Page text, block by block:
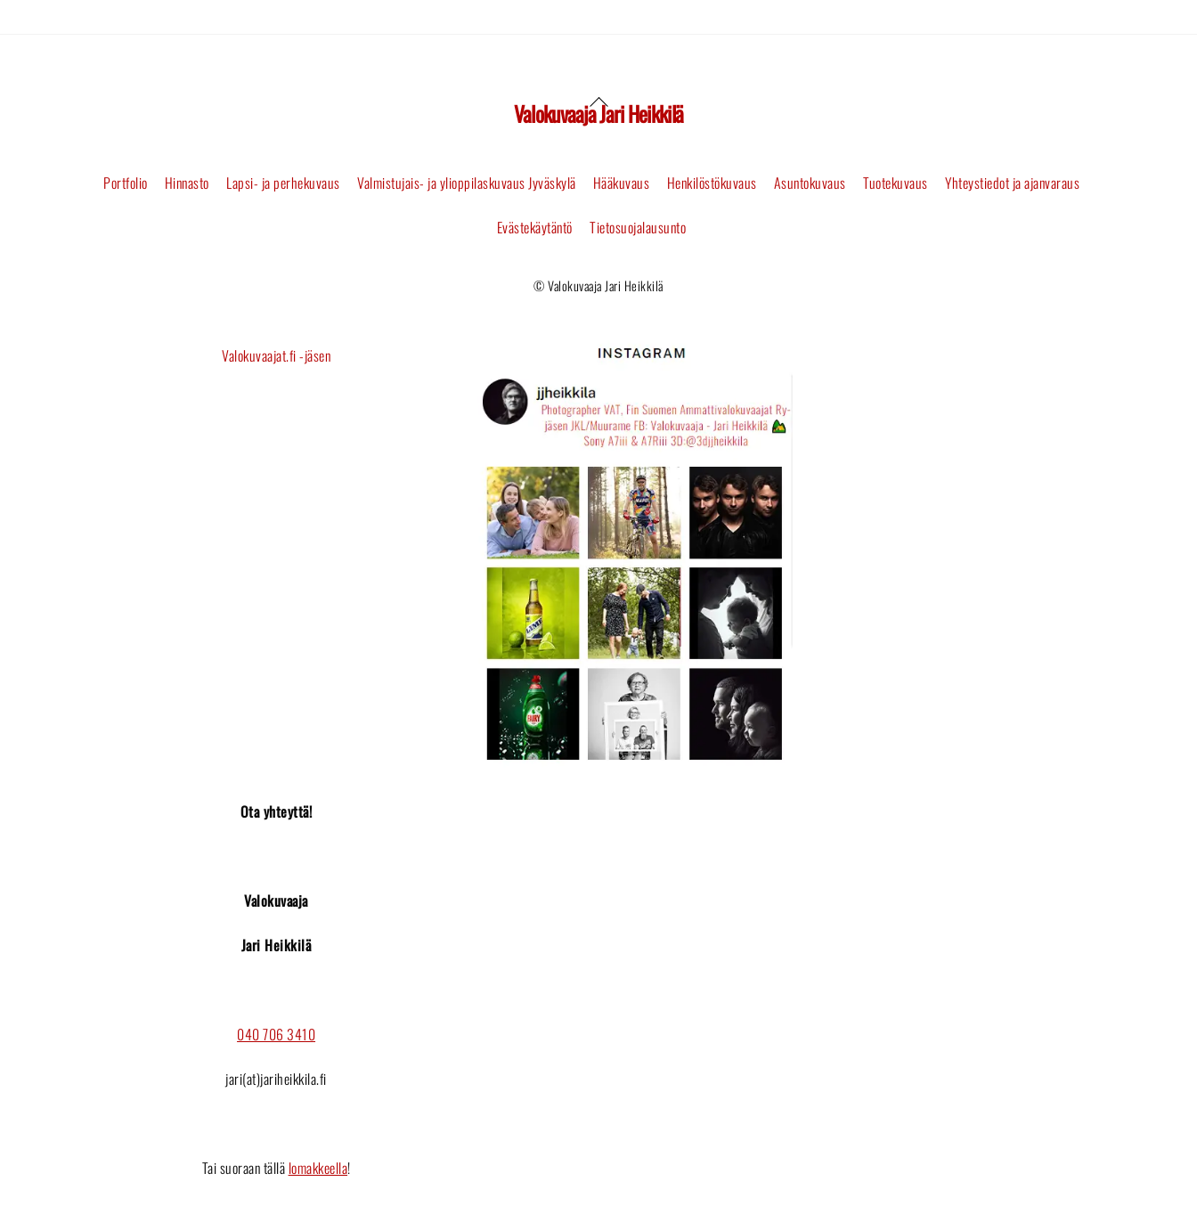
Back
Valokuvaaja Jari Heikkilä
Portfolio Hinnasto Lapsi- ja perhekuvaus Valmistujais- ja ylioppilaskuvaus Jyväskylä Hääkuvaus Henkilöstökuvaus Asuntokuvaus Tuotekuvaus Yhteystiedot ja ajanvaraus
Evästekäytäntö Tietosuojalausunto
© Valokuvaaja Jari Heikkilä
Valokuvaajat.fi -jäsen
Ota yhteyttä!
Valokuvaaja
Jari Heikkilä
040 706 3410
jari(at)jariheikkila.fi
Tai suoraan tällä lomakkeella!